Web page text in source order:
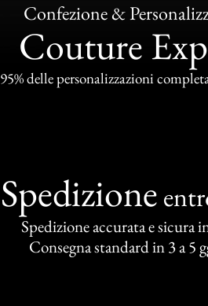
Confezione &
Couture
95% delle personalizzazioni
Spedizione
Spedizione accurata e sicura
Consegna standard in 3 a 5